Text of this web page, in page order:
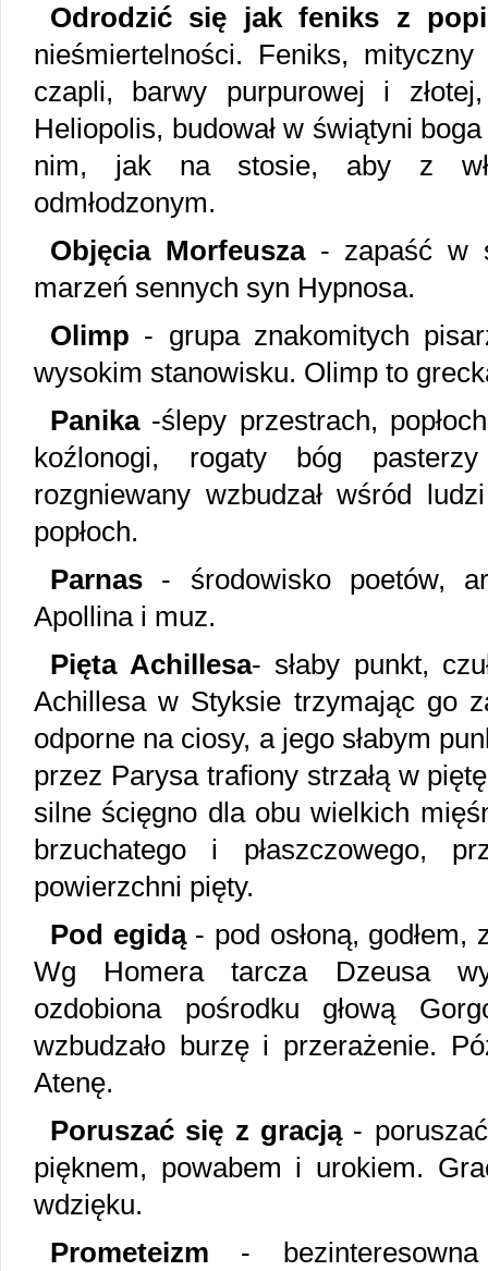
Odrodzić się jak feniks z
nieśmiertelności. Feniks,
czapli, barwy purpurowej i
Heliopolis, budował w świątyni
nim, jak na stosie, aby z
odmłodzonym.
Objęcia Morfeusza- zapaść w
marzeń sennych syn Hypnosa.
Olimp - grupa znakomitych
wysokim stanowisku. Olimp to
Panika-ślepy przestrach,
koźlonogi, rogaty bóg
rozgniewany wzbudzał wśród
popłoch.
Parnas - środowisko poetów,
Apollina i muz.
Pięta Achillesa- słaby punkt,
Achillesa w Styksie trzymając go
odporne na ciosy, a jego słabym
przez Parysa trafiony strzałą w
silne ścięgno dla obu wielkich
brzuchatego i płaszczowego,
powierzchni pięty.
Pod egidą- pod osłoną, godłem,
Wg Homera tarcza Dzeusa
ozdobiona pośrodku głową
wzbudzało burzę i przerażenie.
Atenę.
Poruszać się z gracją-
pięknem, powabem i urokiem.
wdzięku.
Prometeizm -